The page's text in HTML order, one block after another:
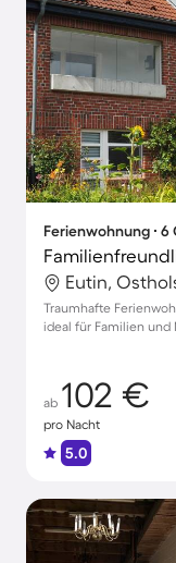
Ferienwohnung ∙ 6
Eutin,
Traumhafte
ideal für Familien und
ab 102 €
pro Nacht
5.0